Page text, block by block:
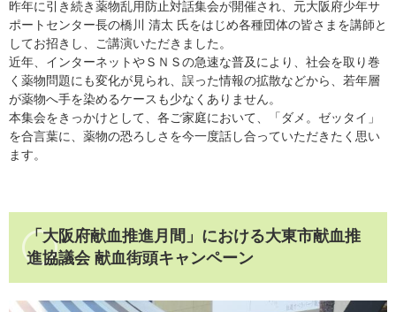
昨年に引き続き薬物乱用防止対話集会が開催され、元大阪府少年サ
ポートセンター長の橋川 清太 氏をはじめ各種団体の皆さまを講師と
してお招きし、ご講演いただきました。
近年、インターネットやＳＮＳの急速な普及により、社会を取り巻
く薬物問題にも変化が見られ、誤った情報の拡散などから、若年層
が薬物へ手を染めるケースも少なくありません。
本集会をきっかけとして、各ご家庭において、「ダメ。ゼッタイ」
を合言葉に、薬物の恐ろしさを今一度話し合っていただきたく思い
ます。
「大阪府献血推進月間」における大東市献血推
進協議会 献血街頭キャンペーン